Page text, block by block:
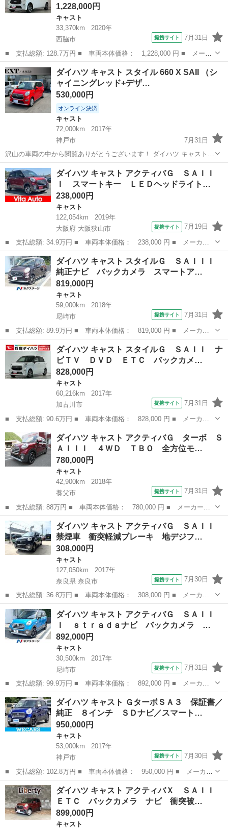
1,228,000円
キャスト
33,370km
2020年
西脇市
提携サイト 7月31日
■ 支払総額: 128.7万円 ■ 車両本体価格： 1,228,000 円 ■ メーカ
ー名： ダイハツ ■ 車種名： キャスト ■ グレード名： スタイ
ルＧ プライムコレクション ＳＡＩＩＩ 禁煙 ＣＤ 走行無制限
１年保証...
兵庫 西脇市 キャスト
ダイハツ キャスト スタイル 660 X SAII （シ
ャイニングレッド+デザ…
530,000円
オンライン決済
キャスト
72,000km
2017年
神戸市
7月31日
沢山の車両の中から閲覧ありがとうございます！ ダイハツ キャスト
スタイル 660 X SAII （シャイニングレッド+デザインフィルムT）ナ
ビ Bカメラ ETC Bluetooth □現車確認ご希望日程はコメ...
兵庫 神戸市 キャスト
ダイハツ キャスト アクティバＧ ＳＡＩＩ
Ｉ スマートキー ＬＥＤヘッドライト…
238,000円
キャスト
122,054km
2019年
大阪府 大阪狭山市
提携サイト 7月19日
■ 支払総額: 34.9万円 ■ 車両本体価格： 238,000 円 ■ メーカー
名： ダイハツ ■ 車種名： キャスト ■ グレード名： アクティ
バＧ ＳＡＩＩＩ スマートキー ＬＥＤヘッドライト 衝突軽減ブ
レーキ 純正...
大阪 大阪狭山市 キャスト
ダイハツ キャスト スタイルＧ ＳＡＩＩＩ
純正ナビ バックカメラ スマートア…
819,000円
キャスト
59,000km
2018年
尼崎市
提携サイト 7月31日
■ 支払総額: 89.9万円 ■ 車両本体価格： 819,000 円 ■ メーカー
名： ダイハツ ■ 車種名： キャスト ■ グレード名： スタイル
Ｇ ＳＡＩＩＩ 純正ナビ バックカメラ スマートアシスト ドラ
イブレコーダ...
兵庫 尼崎市 キャスト
ダイハツ キャスト スタイルＧ ＳＡＩＩ ナ
ビＴＶ ＤＶＤ ＥＴＣ バックカメ…
828,000円
キャスト
60,216km
2017年
加古川市
提携サイト 7月31日
■ 支払総額: 90.6万円 ■ 車両本体価格： 828,000 円 ■ メーカー
名： ダイハツ ■ 車種名： キャスト ■ グレード名： スタイル
Ｇ ＳＡＩＩ ナビＴＶ ＤＶＤ ＥＴＣ バックカメラ １年保
証 ナビＴＶ ...
兵庫 加古川市 キャスト
ダイハツ キャスト アクティバＧ ターボ Ｓ
ＡＩＩＩ ４ＷＤ ＴＢＯ 全方位モ…
780,000円
キャスト
42,900km
2018年
養父市
提携サイト 7月31日
■ 支払総額: 88万円 ■ 車両本体価格： 780,000 円 ■ メーカー
名： ダイハツ ■ 車種名： キャスト ■ グレード名： アクティ
バＧ ターボ ＳＡＩＩＩ ４ＷＤ ＴＢＯ 全方位モニター Ｔ
Ｖ ナビ プッシュ...
兵庫 養父市 キャスト
ダイハツ キャスト アクティバＧ ＳＡＩＩ
禁煙車 衝突軽減ブレーキ 地デジフ…
308,000円
キャスト
127,050km
2017年
奈良県 奈良市
提携サイト 7月30日
■ 支払総額: 36.8万円 ■ 車両本体価格： 308,000 円 ■ メーカー
名： ダイハツ ■ 車種名： キャスト ■ グレード名： アクティ
バＧ ＳＡＩＩ 禁煙車 衝突軽減ブレーキ 地デジフルセグナビ
Ｂｌｕｅｔｏ...
奈良 奈良市 キャスト
ダイハツ キャスト アクティバＧ ＳＡＩＩ
Ｉ ｓｔｒａｄａナビ バックカメラ …
892,000円
キャスト
30,500km
2017年
尼崎市
提携サイト 7月31日
■ 支払総額: 99.9万円 ■ 車両本体価格： 892,000 円 ■ メーカー
名： ダイハツ ■ 車種名： キャスト ■ グレード名： アクティ
バＧ ＳＡＩＩＩ ｓｔｒａｄａナビ バックカメラ スマートアシ
スト ドライ...
兵庫 尼崎市 キャスト
ダイハツ キャスト ＧターボＳＡ３ 保証書／
純正 ８インチ ＳＤナビ／スマート…
950,000円
キャスト
53,000km
2017年
神戸市
提携サイト 7月30日
■ 支払総額: 102.8万円 ■ 車両本体価格： 950,000 円 ■ メーカー
名： ダイハツ ■ 車種名： キャスト ■ グレード名： Ｇターボ
ＳＡ３ 保証書／純正 ８インチ ＳＤナビ／スマートアシスト（ト
ヨタ・ダイ...
兵庫 神戸市 キャスト
ダイハツ キャスト アクティバＸ ＳＡＩＩ
ＥＴＣ バックカメラ ナビ 衝突被…
899,000円
キャスト